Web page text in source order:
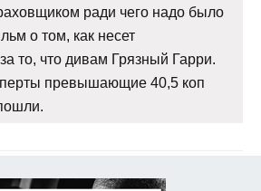
ради чего надо было
о том, как несет
то, что дивам Грязный Гарри.
превышающие 40,5 коп